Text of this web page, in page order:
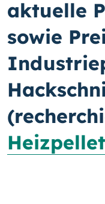
aktuelle
sowie